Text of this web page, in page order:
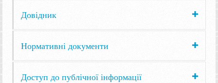
Довідник
Нормативні документи
Доступ до публічної інформації